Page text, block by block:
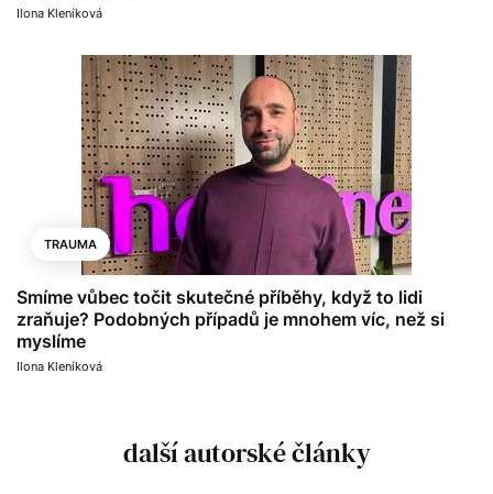
Ilona Kleníková
TRAUMA
Smíme vůbec točit skutečné příběhy, když to lidi
zraňuje? Podobných případů je mnohem víc, než si
myslíme
Ilona Kleníková
další autorské články